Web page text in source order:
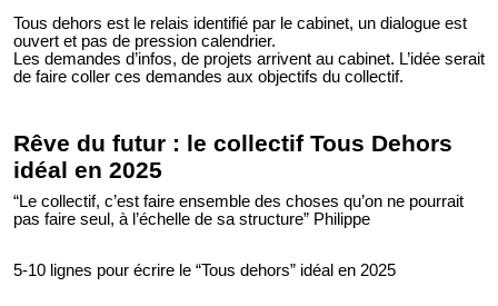
Tous dehors est le relais identifié par le cabinet, un dialogue est
ouvert et pas de pression calendrier.
Les demandes d’infos, de projets arrivent au cabinet. L’idée serait
de faire coller ces demandes aux objectifs du collectif.
Rêve du futur : le collectif Tous Dehors
idéal en 2025
“Le collectif, c’est faire ensemble des choses qu’on ne pourrait
pas faire seul, à l’échelle de sa structure” Philippe
5-10 lignes pour écrire le “Tous dehors” idéal en 2025